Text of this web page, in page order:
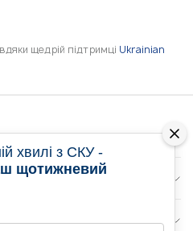
щедрій підтримці Ukrainian
хвилі з СКУ -
щотижневий